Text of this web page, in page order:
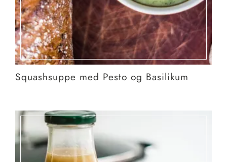
Squashsuppe med Pesto og Basilikum